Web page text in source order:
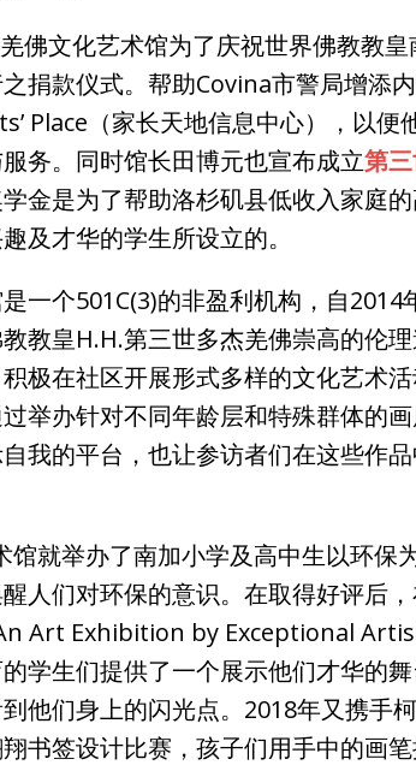
文化艺术馆为了庆祝世界佛教教皇
捐款仪式。帮助Covina市警局增添
Place（家长天地信息中心），以便
务。同时馆长田博元也宣布成立第
金是为了帮助洛杉矶县低收入家庭
及才华的学生所设立的。
个501C(3)的非盈利机构，自2014
教皇H.H.第三世多杰羌佛崇高的伦
极在社区开展形式多样的文化艺术活
举办针对不同年龄层和特殊群体的画
我的平台，也让参访者们在这些作
就举办了南加小学及高中生以环保
人们对环保的意识。在取得好评后
Art Exhibition by Exceptional
学生们提供了一个展示他们才华的舞
他们身上的闪光点。2018年又携手
书签设计比赛，孩子们用手中的画